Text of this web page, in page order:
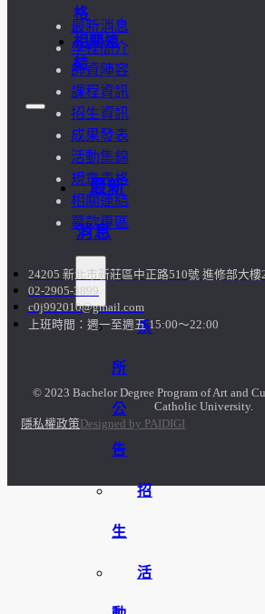
格
相關連
結
最新
消息
系
所
公
告
招
生
活
最新消息
學程簡介
師資陣容
課程資訊
招生資訊
成果發表
活動集錦
規章表格
相關連結
募款專區
24205 新北市新莊區中正路510號 進修部大樓
02-2905-3899
c0j992010@gmail.com
上班時間：週一至週五 15:00～22:00
© 2023 Bachelor Degree Program of Art and
Catholic University.
隱私權政策 Designed by PAIDIGI